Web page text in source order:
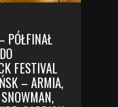
PÓŁFINAŁ
FESTIVAL
– ARMIA,